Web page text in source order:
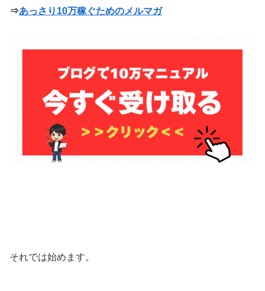
⇒あっさり10万稼ぐためのメルマガ
それでは始めます。